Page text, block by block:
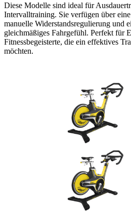
Diese Modelle sind ideal für
Intervalltraining. Sie verfügen über
manuelle Widerstandsregulierung und
gleichmäßiges Fahrgefühl. Perfekt für
Fitnessbegeisterte, die ein effektives
möchten.